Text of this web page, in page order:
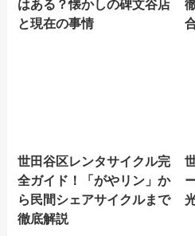
はある？懐かしの碑文谷店
と現在の事情
世田谷区レンタサイクル完
全ガイド！「がやリン」か
ら民間シェアサイクルまで
徹底解説